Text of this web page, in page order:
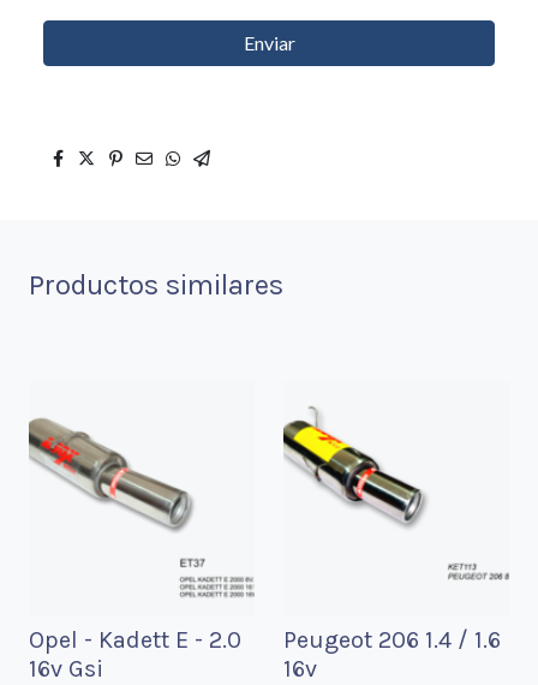
Enviar
Productos similares
Opel - Kadett E - 2.0
16v Gsi
Peugeot 206 1.4 / 1.6
16v